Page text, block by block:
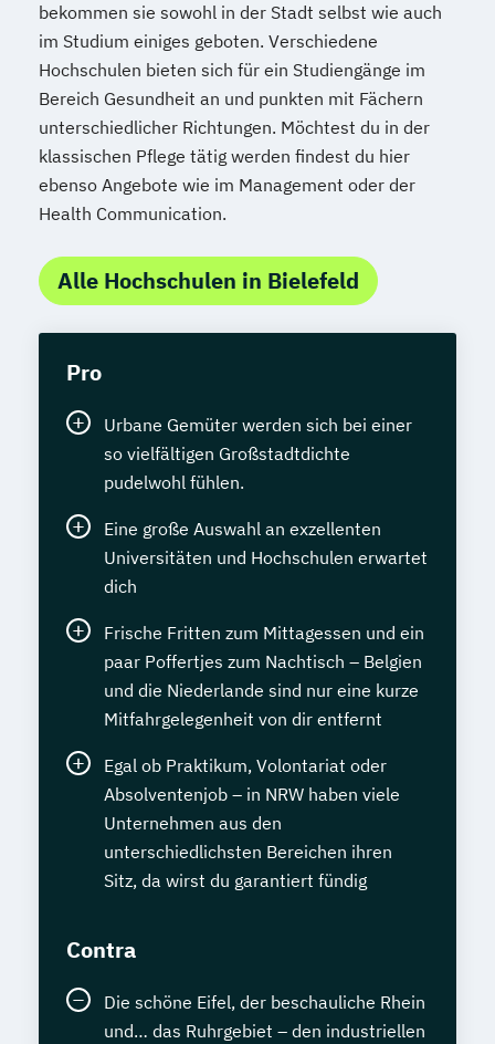
bekommen sie sowohl in der Stadt selbst wie auch
im Studium einiges geboten. Verschiedene
Hochschulen bieten sich für ein Studiengänge im
Bereich Gesundheit an und punkten mit Fächern
unterschiedlicher Richtungen. Möchtest du in der
klassischen Pflege tätig werden findest du hier
ebenso Angebote wie im Management oder der
Health Communication.
Alle Hochschulen in Bielefeld
Pro
Urbane Gemüter werden sich bei einer
so vielfältigen Großstadtdichte
pudelwohl fühlen.
Eine große Auswahl an exzellenten
Universitäten und Hochschulen erwartet
dich
Frische Fritten zum Mittagessen und ein
paar Poffertjes zum Nachtisch – Belgien
und die Niederlande sind nur eine kurze
Mitfahrgelegenheit von dir entfernt
Egal ob Praktikum, Volontariat oder
Absolventenjob – in NRW haben viele
Unternehmen aus den
unterschiedlichsten Bereichen ihren
Sitz, da wirst du garantiert fündig
Contra
Die schöne Eifel, der beschauliche Rhein
und… das Ruhrgebiet – den industriellen